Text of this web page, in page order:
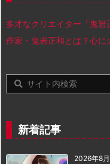
多才なクリエイター「鬼
作家・鬼岩正和とは？心に
新着記事
2026年8